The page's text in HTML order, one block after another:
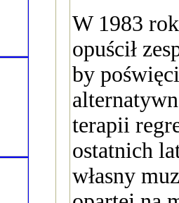
W 1983
opuścił
by
terapii
ostatnich
własny